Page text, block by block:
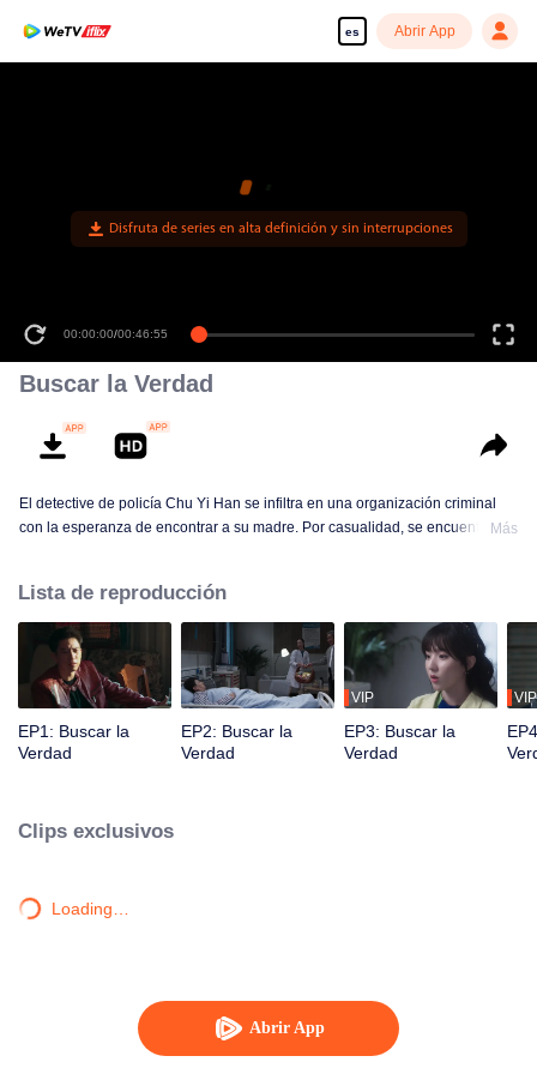
es Abrir App
Abrir App
Disfruta de series en alta definición y sin interrupciones
00:00:00/00:46:55
Buscar la Verdad
El detective de policía Chu Yi Han se infiltra en una organización criminal
con la esperanza de encontrar a su madre. Por casualidad, se encuentraMás
Lista de reproducción
EP1: Buscar la
Verdad
EP2: Buscar la
Verdad
VIP
EP3: Buscar la
Verdad
VIP
Clips exclusivos
Loading…